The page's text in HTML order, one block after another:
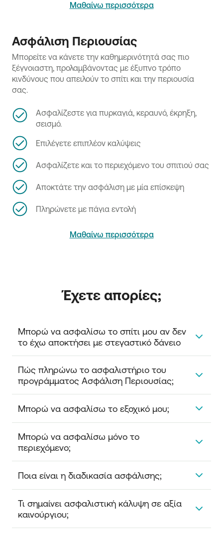
Μαθαίνω περισσότερα
Ασφάλιση Περιουσίας
Μπορείτε να κάνετε την καθημερινότητά σας πιο
ξέγνοιαστη, προλαμβάνοντας με έξυπνο τρόπο
κινδύνους που απειλούν το σπίτι και την περιουσία
σας.
Ασφαλίζεστε για πυρκαγιά, κεραυνό, έκρηξη,
σεισμό.
Επιλέγετε επιπλέον καλύψεις
Ασφαλίζετε και το περιεχόμενο του σπιτιού σας
Αποκτάτε την ασφάλιση με μία επίσκεψη
Πληρώνετε με πάγια εντολή
Μαθαίνω περισσότερα
Έχετε απορίες;
Μπορώ να ασφαλίσω το σπίτι μου αν δεν
το έχω αποκτήσει με στεγαστικό δάνειο
Ναι, μπορείτε.
Πώς πληρώνω το ασφαλιστήριο του
προγράμματος Ασφάλιση Περιουσίας;
Πληρώνετε αυτόματα, μέσω του καταθετικού
λογαριασμού που έχετε στην Εθνική Τράπεζα κάθε
μήνα.
Μπορώ να ασφαλίσω το εξοχικό μου;
Βέβαια. Πρέπει μόνο να γνωρίζετε ότι όσα ακίνητα
μένουν ακατοίκητα για 3 μήνες, δεν καλύπτονται
για κλοπή και ζημιές που θα προκληθούν από βίαιη
Μπορώ να ασφαλίσω μόνο το
περιεχόμενο;
Βέβαια. Δεν είναι απαραίτητο να συνδυάσετε την
ασφάλιση περιεχομένου με κάποιο από τα πακέτα
ασφάλισης ακινήτου.
Ποια είναι η διαδικασία ασφάλισης;
Η διαδικασία ασφάλισης κατοικίας είναι πολύ απλή.
Χρειάζεται μόνο μια επίσκεψη σε ένα κατάστημά
μας. Για να εξυπηρετηθείτε πιο γρήγορα, καλό είναι
Τι σημαίνει ασφαλιστική κάλυψη σε αξία
καινούργιου;